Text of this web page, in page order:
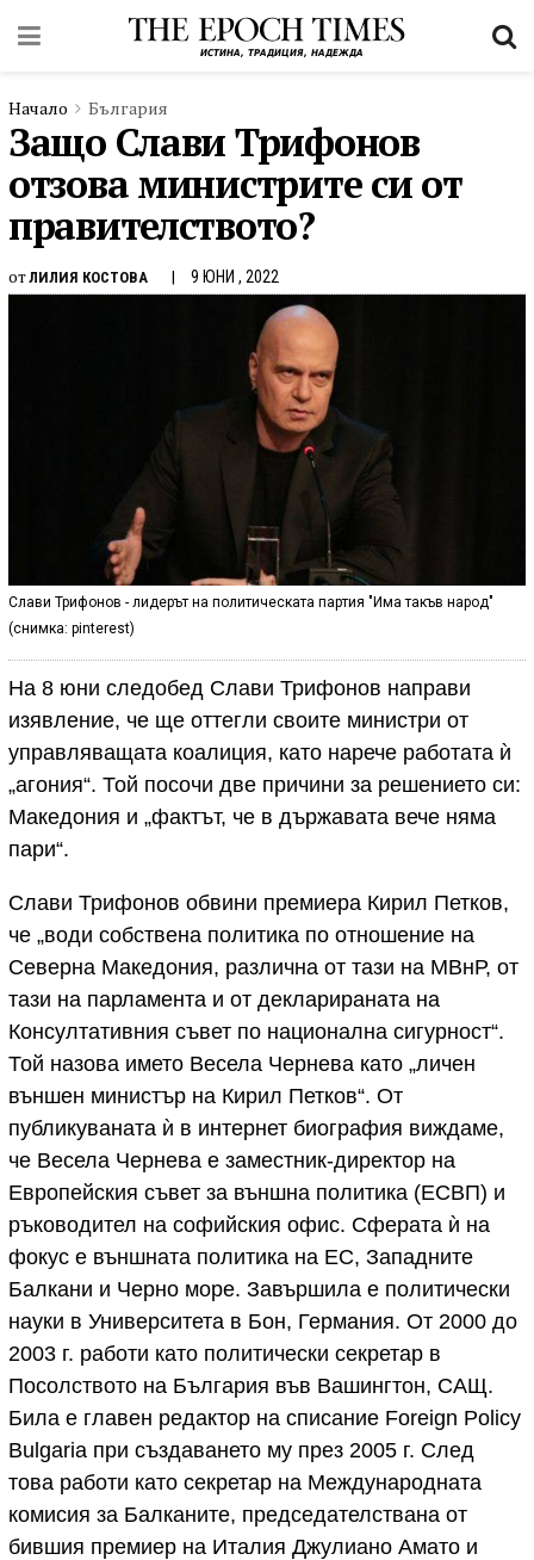
Начало България
Защо Слави Трифонов
отзова министрите си от
правителството?
отЛИЛИЯ КОСТОВА 9 ЮНИ , 2022
Слави Трифонов - лидерът на политическата партия "Има такъв народ"
(снимка: pinterest)
На 8 юни следобед Слави Трифонов направи
изявление, че ще оттегли своите министри от
управляващата коалиция, като нарече работата ѝ
„агония“. Той посочи две причини за решението си:
Македония и „фактът, че в държавата вече няма
пари“.
Слави Трифонов обвини премиера Кирил Петков,
че „води собствена политика по отношение на
Северна Македония, различна от тази на МВнР, от
тази на парламента и от декларираната на
Консултативния съвет по национална сигурност“.
Той назова името Весела Чернева като „личен
външен министър на Кирил Петков“. От
публикуваната ѝ в интернет биография виждаме,
че Весела Чернева е заместник-директор на
Европейския съвет за външна политика (ЕСВП) и
ръководител на софийския офис. Сферата ѝ на
фокус е външната политика на ЕС, Западните
Балкани и Черно море. Завършила е политически
науки в Университета в Бон, Германия. От 2000 до
2003 г. работи като политически секретар в
Посолството на България във Вашингтон, САЩ.
Била е главен редактор на списание Foreign Policy
Bulgaria при създаването му през 2005 г. След
това работи като секретар на Международната
комисия за Балканите, председателствана от
бившия премиер на Италия Джулиано Амато и